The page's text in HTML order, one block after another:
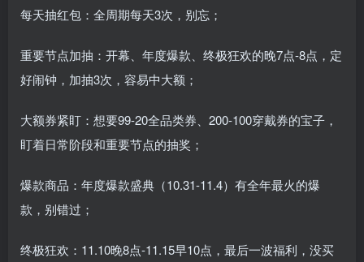
每天抽红包：全周期每天3次，别忘；
重要节点加抽：开幕、年度爆款、终极狂欢的晚7点-8点，定
好闹钟，加抽3次，容易中大额；
大额券紧盯：想要99-20全品类券、200-100穿戴券的宝子，
盯着日常阶段和重要节点的抽奖；
爆款商品：年度爆款盛典（10.31-11.4）有全年最火的爆
款，别错过；
终极狂欢：11.10晚8点-11.15早10点，最后一波福利，没买